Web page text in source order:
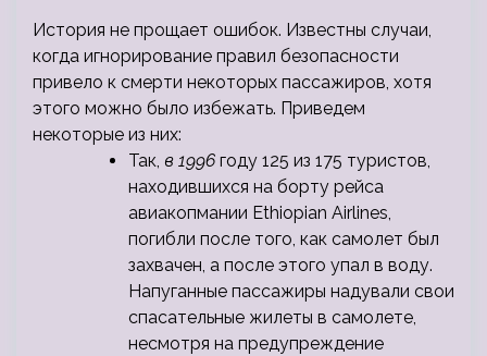
История не прощает ошибок. Известны случаи,
когда игнорирование правил безопасности
привело к смерти некоторых пассажиров, хотя
этого можно было избежать. Приведем
некоторые из них:
Так, в 1996 году 125 из 175 туристов,
находившихся на борту рейса
авиакопмании Ethiopian Airlines,
погибли после того, как самолет был
захвачен, а после этого упал в воду.
Напуганные пассажиры надували свои
спасательные жилеты в самолете,
несмотря на предупреждение